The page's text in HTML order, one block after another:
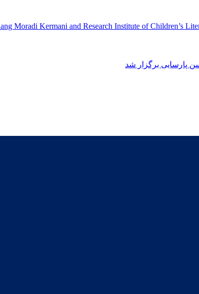
Moradi Kermani and Research Institute of Children’s
پارسایی برگزار شد